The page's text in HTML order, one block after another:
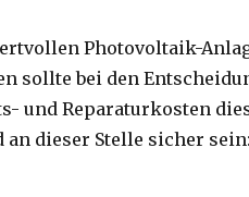
Photovoltaik-
sollte bei den
und Reparaturkosten
dieser Stelle sicher